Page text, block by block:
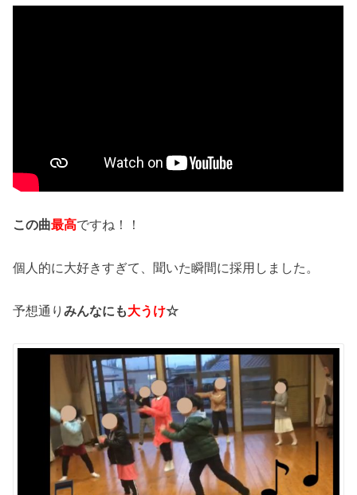
この曲最高ですね！！
個人的に大好きすぎて、聞いた瞬間に採用しました。
予想通りみんなにも大うけ☆